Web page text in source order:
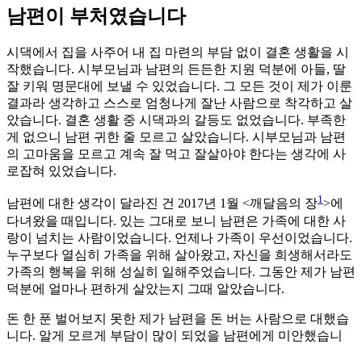
남편이 부처였습니다
시댁에서 집을 사주어 내 집 마련의 부담 없이 결혼 생활을 시
작했습니다. 시부모님과 남편의 든든한 지원 덕분에 아들, 딸
잘 키워 명문대에 보낼 수 있었습니다. 그 모든 것이 제가 이룬
결과라 생각하고 스스로 엄청나게 잘난 사람으로 착각하고 살
았습니다. 결혼 생활 중 시댁과의 갈등도 없었습니다. 부족한
게 없으니 남편 귀한 줄 모르고 살았습니다. 시부모님과 남편
의 고마움을 모르고 계속 잘 먹고 잘살아야 한다는 생각에 사
로잡혀 있었습니다.
남편에 대한 생각이 달라진 건 2017년 1월 <깨달음의 장1>에
다녀왔을 때입니다. 있는 그대로 보니 남편은 가족에 대한 사
랑이 넘치는 사람이었습니다. 언제나 가족이 우선이었습니다.
누구보다 열심히 가족을 위해 살아왔고, 자신을 희생해서라도
가족의 행복을 위해 성실히 일해주었습니다. 그동안 제가 남편
덕분에 얼마나 편하게 살았는지 그때 알았습니다.
돈 한 푼 벌어보지 못한 제가 남편을 돈 버는 사람으로 대했습
니다. 알게 모르게 부담이 많이 되었을 남편에게 미안했습니